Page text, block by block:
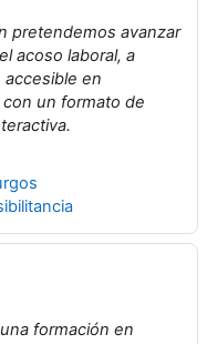
pretendemos avanzar
acoso laboral, a
en
un formato de
formación en